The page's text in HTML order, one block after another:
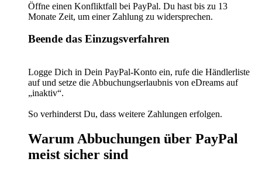
Öffne einen Konfliktfall bei PayPal. Du hast bis zu 13
Monate Zeit, um einer Zahlung zu widersprechen.
Beende das Einzugsverfahren
Logge Dich in Dein PayPal-Konto ein, rufe die Händlerliste
auf und setze die Abbuchungserlaubnis von eDreams auf
„inaktiv“.
So verhinderst Du, dass weitere Zahlungen erfolgen.
Warum Abbuchungen über PayPal
meist sicher sind